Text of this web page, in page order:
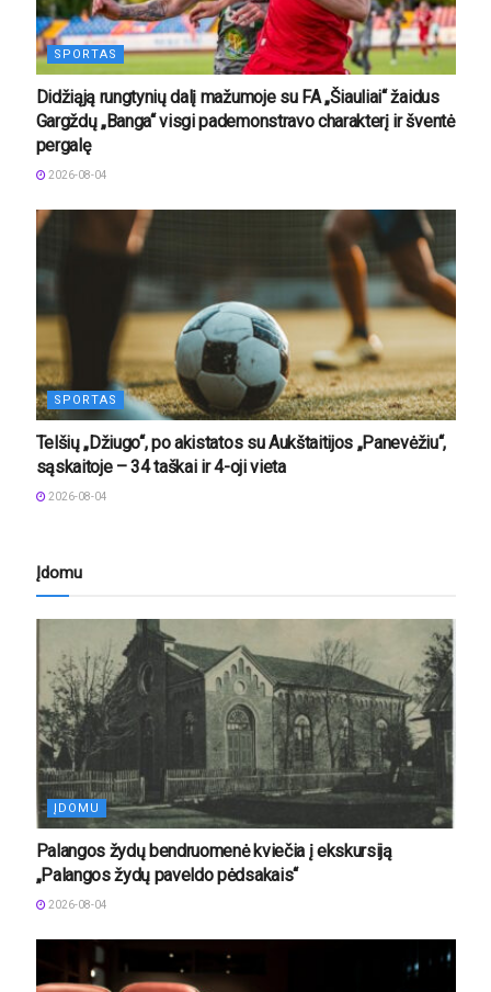
SPORTAS
Didžiąją rungtynių dalį mažumoje su FA „Šiauliai“ žaidus
Gargždų „Banga“ visgi pademonstravo charakterį ir šventė
pergalę
2026-08-04
SPORTAS
Telšių „Džiugo“, po akistatos su Aukštaitijos „Panevėžiu“,
sąskaitoje – 34 taškai ir 4-oji vieta
2026-08-04
Įdomu
ĮDOMU
Palangos žydų bendruomenė kviečia į ekskursiją
„Palangos žydų paveldo pėdsakais“
2026-08-04